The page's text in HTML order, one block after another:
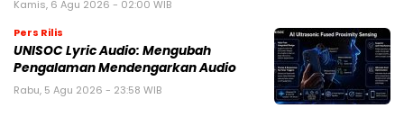
Kamis, 6 Agu 2026 - 02:00 WIB
Pers Rilis
UNISOC Lyric Audio: Mengubah
Pengalaman Mendengarkan Audio
Rabu, 5 Agu 2026 - 23:58 WIB